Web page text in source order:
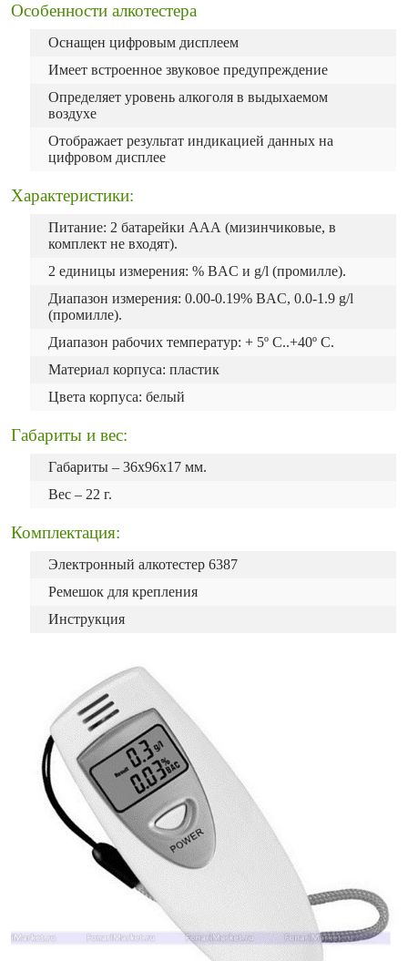
Особенности алкотестера
Оснащен цифровым дисплеем
Имеет встроенное звуковое предупреждение
Определяет уровень алкоголя в выдыхаемом
воздухе
Отображает результат индикацией данных на
цифровом дисплее
Характеристики:
Питание: 2 батарейки ААА (мизинчиковые, в
комплект не входят).
2 единицы измерения: % BAC и g/l (промилле).
Диапазон измерения: 0.00-0.19% BAC, 0.0-1.9 g/l
(промилле).
Диапазон рабочих температур: + 5º C..+40º C.
Материал корпуса: пластик
Цвета корпуса: белый
Габариты и вес:
Габариты – 36х96х17 мм.
Вес – 22 г.
Комплектация:
Электронный алкотестер 6387
Ремешок для крепления
Инструкция